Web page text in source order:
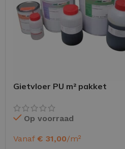
Gietvloer PU m² pakket
Op voorraad
Vanaf € 31,00/m²